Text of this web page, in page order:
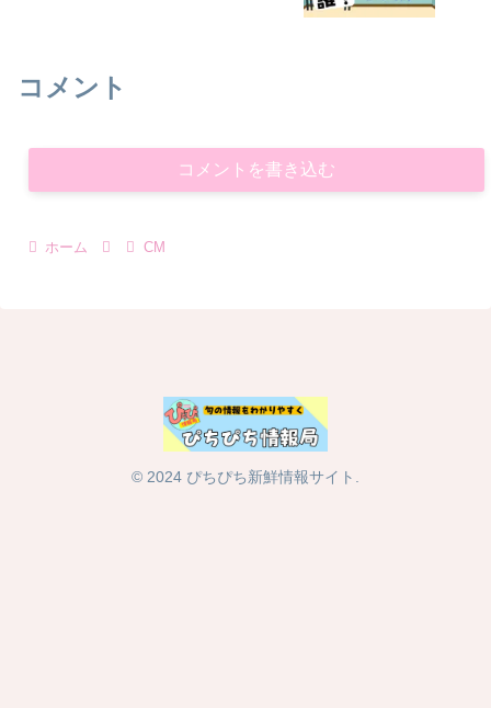
コメント
コメントを書き込む
ホーム CM
© 2024 ぴちぴち新鮮情報サイト.